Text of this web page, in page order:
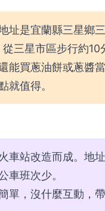
址是宜蘭縣三星鄉
三星市區步行約10
能買蔥油餅或蔥醬
就值得。
車站改造而成。地
車班次少。
單，沒什麼互動，